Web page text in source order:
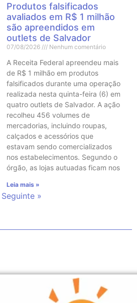
Produtos falsificados
avaliados em R$ 1 milhão
são apreendidos em
outlets de Salvador
07/08/2026 Nenhum comentário
A Receita Federal apreendeu mais
de R$ 1 milhão em produtos
falsificados durante uma operação
realizada nesta quinta-feira (6) em
quatro outlets de Salvador. A ação
recolheu 456 volumes de
mercadorias, incluindo roupas,
calçados e acessórios que
estavam sendo comercializados
nos estabelecimentos. Segundo o
órgão, as lojas autuadas ficam nos
Leia mais »
Seguinte »